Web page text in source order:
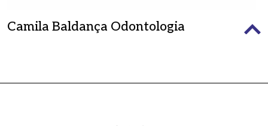
Fone:
Camila Baldança Odontologia